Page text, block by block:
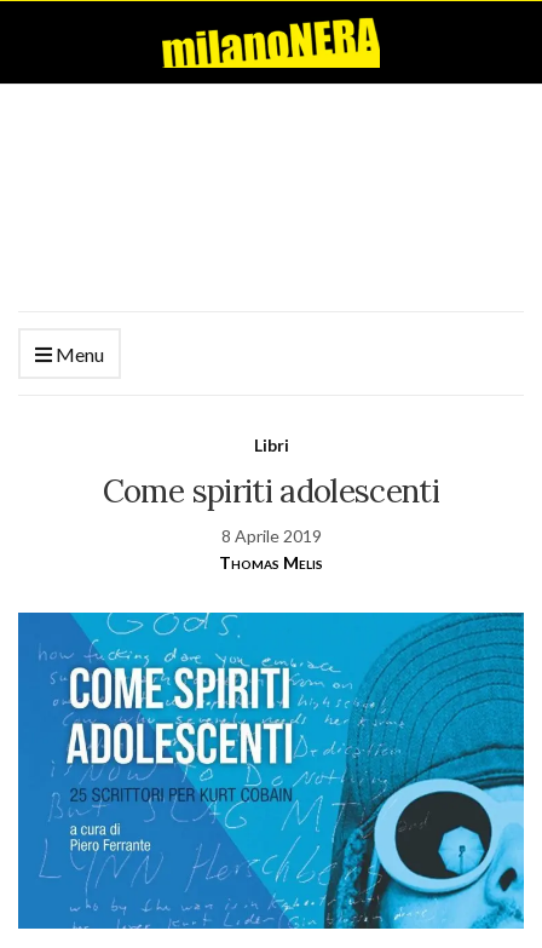
Menu
Libri
Come spiriti adolescenti
8 Aprile 2019
Thomas Melis